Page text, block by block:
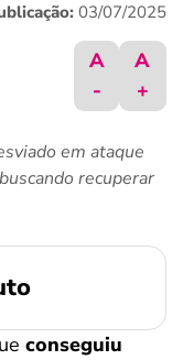
03/07/2025
A
-
A
+
em ataque
recuperar
conseguiu